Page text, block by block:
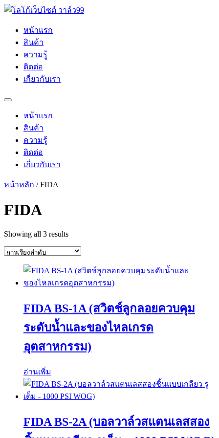
Skip
หน้าแรก
สินค้า
ความรู้
ติดต่อ
เกี่ยวกับเรา
หน้าแรก
สินค้า
ความรู้
ติดต่อ
เกี่ยวกับเรา
หน้าหลัก / FIDA
FIDA
Showing all 3 results
FIDA BS-1A (สวิตช์ลูกลอยควบคุม
ระดับน้ำและของไหลเกรด
อุตสาหกรรม)
อ่านเพิ่ม
FIDA BS-2A (บอลวาล์วสแตนเลสสอง